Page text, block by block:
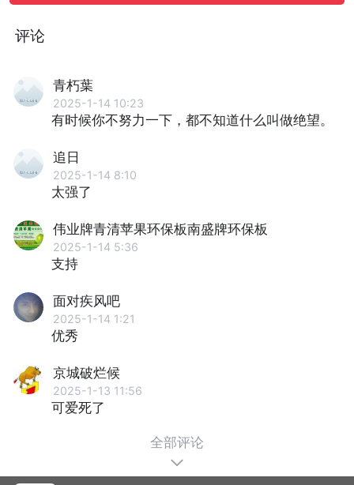
评论
青朽葉
2025-1-14 10:23
有时候你不努⼒⼀下，都不知道什么叫做绝望。
追日
2025-1-14 8:10
太强了
伟业牌青清苹果环保板南盛牌环保板
2025-1-14 5:36
支持
面对疾风吧
2025-1-14 1:21
优秀
京城破烂候
2025-1-13 11:56
可爱死了
全部评论